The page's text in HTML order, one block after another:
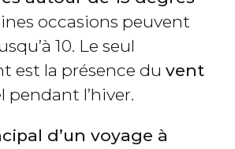
occasions peuvent
10. Le seul
est la présence du vent
pendant l’hiver.
d’un voyage à